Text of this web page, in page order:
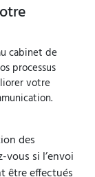
cabinet de
processus
votre
des
si l’envoi